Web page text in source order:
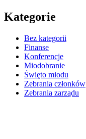
Kategorie
Bez kategorii
Finanse
Konferencje
Miodobranie
Święto miodu
Zebrania członków
Zebrania zarządu